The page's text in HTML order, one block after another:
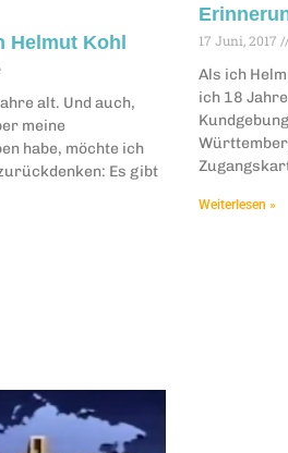
Helmut Kohl
alt. Und auch,
meine
habe, möchte ich
Es gibt
17 Juni, 2017
Als ich
ich 18
Weiterlesen »